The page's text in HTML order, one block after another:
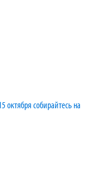
октября собирайтесь на